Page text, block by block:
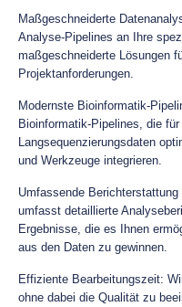
Maßgeschneiderte
Analyse-Pipelines an Ihre
maßgeschneiderte Lösungen
Projektanforderungen.
Modernste Bioinformatik-
Bioinformatik-Pipelines, die
Langsequenzierungsdaten
und Werkzeuge integrieren.
Umfassende
umfasst detaillierte
Ergebnisse, die es Ihnen
aus den Daten zu gewinnen.
Effiziente Bearbeitungszeit:
ohne dabei die Qualität zu